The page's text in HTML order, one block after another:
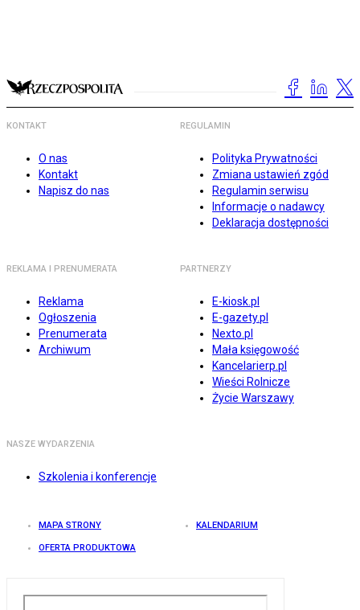
KONTAKT
O nas
Kontakt
Napisz do nas
REGULAMIN
Polityka Prywatności
Zmiana ustawień zgód
Regulamin serwisu
Informacje o nadawcy
Deklaracja dostępności
REKLAMA I PRENUMERATA
Reklama
Ogłoszenia
Prenumerata
Archiwum
PARTNERZY
E-kiosk.pl
E-gazety.pl
Nexto.pl
Mała księgowość
Kancelarierp.pl
Wieści Rolnicze
Życie Warszawy
NASZE WYDARZENIA
Szkolenia i konferencje
MAPA STRONY KALENDARIUM
OFERTA PRODUKTOWA